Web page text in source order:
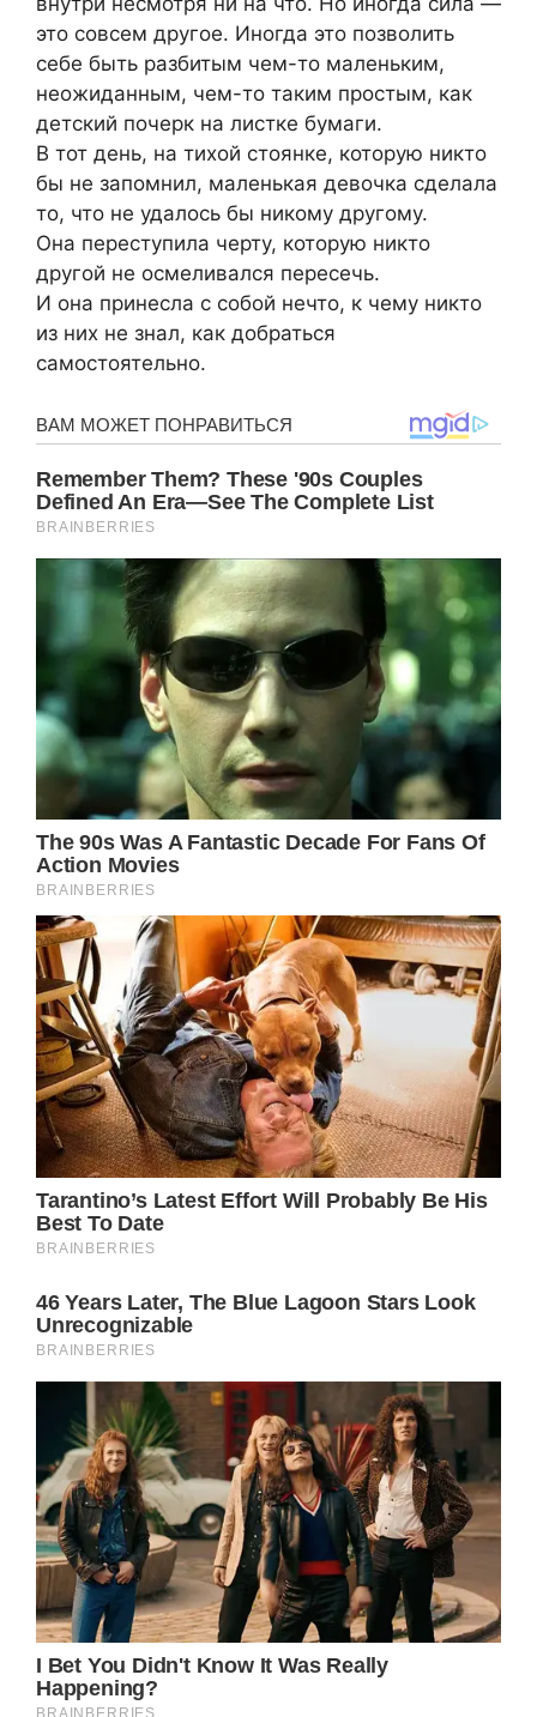
это совсем другое. Иногда это позволить
себе быть разбитым чем-то маленьким,
неожиданным, чем-то таким простым, как
детский почерк на листке бумаги.
В тот день, на тихой стоянке, которую никто
бы не запомнил, маленькая девочка сделала
то, что не удалось бы никому другому.
Она переступила черту, которую никто
другой не осмеливался пересечь.
И она принесла с собой нечто, к чему никто
из них не знал, как добраться
самостоятельно.